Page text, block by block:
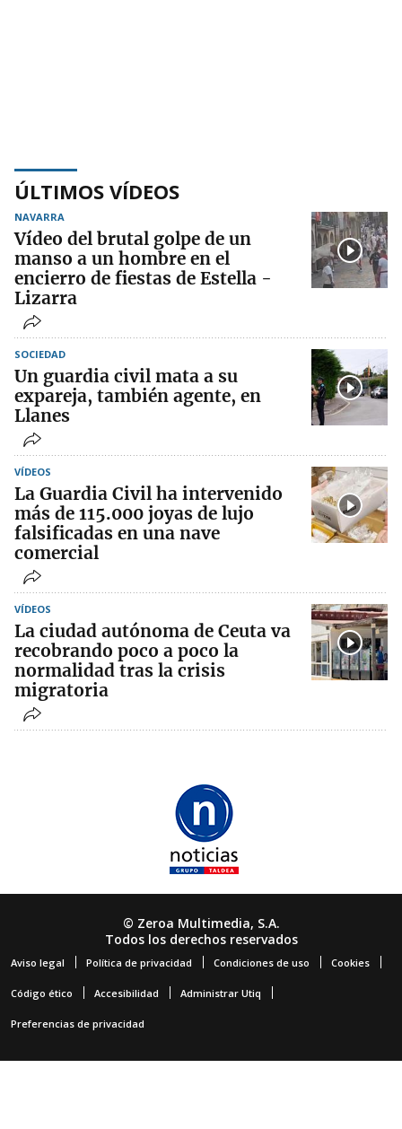
ÚLTIMOS VÍDEOS
NAVARRA
Vídeo del brutal golpe de un
manso a un hombre en el
encierro de fiestas de Estella -
Lizarra
SOCIEDAD
Un guardia civil mata a su
expareja, también agente, en
Llanes
VÍDEOS
La Guardia Civil ha intervenido
más de 115.000 joyas de lujo
falsificadas en una nave
comercial
VÍDEOS
La ciudad autónoma de Ceuta va
recobrando poco a poco la
normalidad tras la crisis
migratoria
© Zeroa Multimedia, S.A.
Todos los derechos reservados
Aviso legal Política de privacidad Condiciones de uso Cookies
Código ético Accesibilidad Administrar Utiq
Preferencias de privacidad